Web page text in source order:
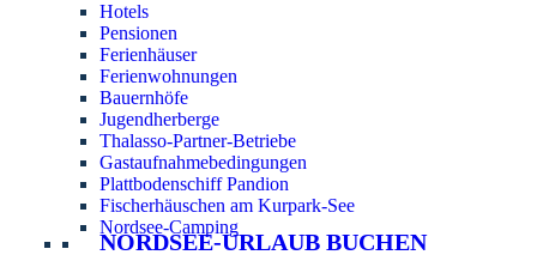
Hotels
Pensionen
Ferienhäuser
Ferienwohnungen
Bauernhöfe
Jugendherberge
Thalasso-Partner-Betriebe
Gastaufnahmebedingungen
Plattbodenschiff Pandion
Fischerhäuschen am Kurpark-See
Nordsee-Camping
NORDSEE-URLAUB BUCHEN